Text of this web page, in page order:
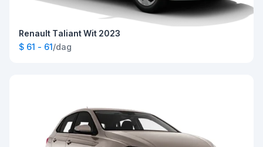
Renault Taliant Wit 2023
$ 61 - 61/dag